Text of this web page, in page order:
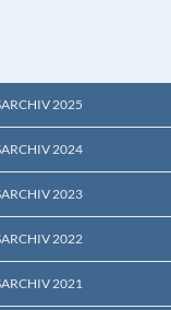
2025
2024
2023
2022
2021